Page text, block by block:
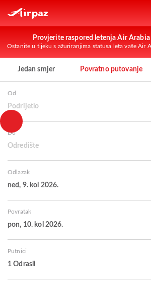
Provjerite raspored letenja Air
Ostanite u tijeku s ažuriranjima statusa leta vaše Air
Jedan smjer Povratno putovanje
Od
Podrijetlo
Do
Odredište
Odlazak
ned, 9. kol 2026.
Povratak
pon, 10. kol 2026.
Putnici
1 Odrasli